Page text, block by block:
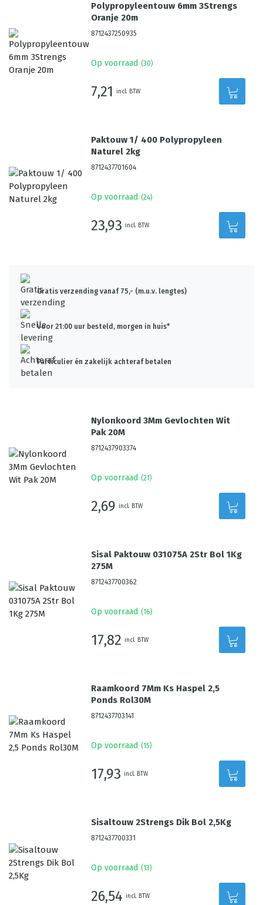
Polypropyleentouw 6mm 3Strengs
Oranje 20m
8712437250935
Op voorraad (30)
7,21 incl. BTW
Paktouw 1/ 400 Polypropyleen
Naturel 2kg
8712437701604
Op voorraad (24)
23,93 incl. BTW
Gratis verzending vanaf 75,- (m.u.v. lengtes)
Voor 21:00 uur besteld, morgen in huis*
Particulier én zakelijk achteraf betalen
Nylonkoord 3Mm Gevlochten Wit
Pak 20M
8712437903374
Op voorraad (21 )
2,69 incl. BTW
Sisal Paktouw 031075A 2Str Bol 1Kg
275M
8712437700362
Op voorraad (16)
17,82 incl. BTW
Raamkoord 7Mm Ks Haspel 2,5
Ponds Rol30M
8712437703141
Op voorraad (15)
17,93 incl. BTW
Sisaltouw 2Strengs Dik Bol 2,5Kg
8712437700331
Op voorraad (13)
26,54 incl. BTW